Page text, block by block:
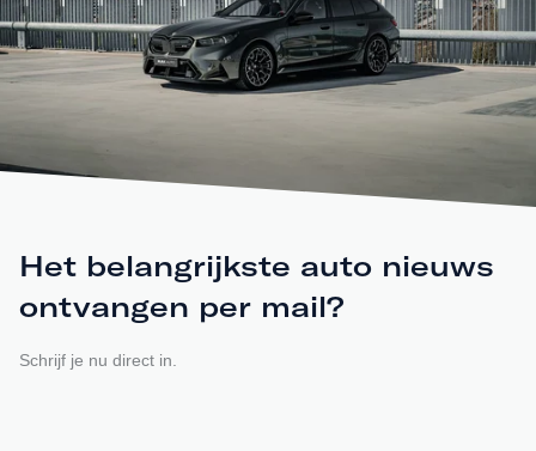
Het belangrijkste auto nieuws
ontvangen per mail?
Schrijf je nu direct in.